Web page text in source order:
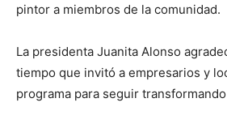
pintor a miembros de la comunidad.
La presidenta Juanita Alonso
tiempo que invitó a empresarios y
programa para seguir